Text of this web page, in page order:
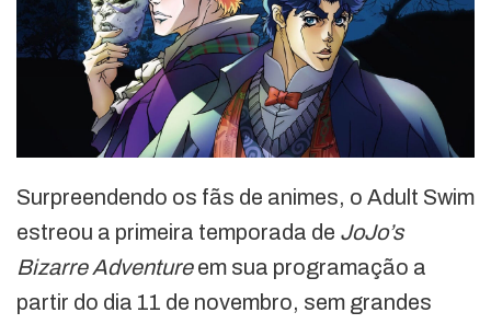
Surpreendendo os fãs de animes, o Adult Swim
estreou a primeira temporada de JoJo’s
Bizarre Adventureem sua programação a
partir do dia 11 de novembro, sem grandes